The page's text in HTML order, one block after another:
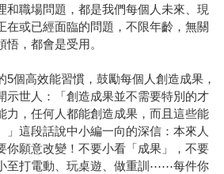
和職場問題，都是我們每個人未來、現
在或已經面臨的問題，不限年齡，無關
，都會是受用。
5個高效能習慣，鼓勵每個人創造成果，
示世人：「創造成果並不需要特別的才
力，任何人都能創造成果，而且這些能
」這段話說中小編一向的深信：本來人
你願意改變！不要小看「成果」，不要
至打電動、玩桌遊、做重訓⋯⋯每件你